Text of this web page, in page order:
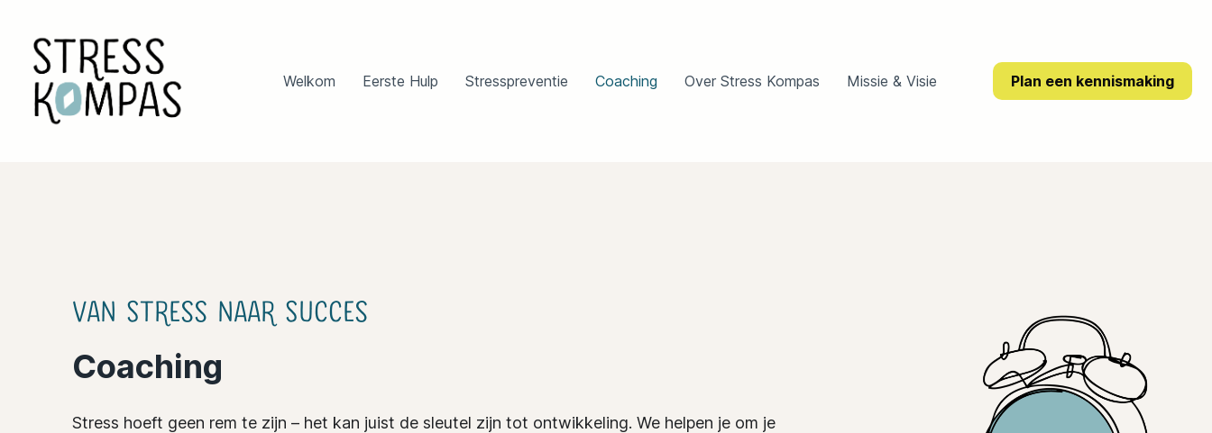
Welkom Eerste Hulp Stresspreventie Coaching Over Stress Kompas Missie & Visie
Welkom
Eerste Hulp
Missie & Visie
Plan een kennismaking
Van Stress naar Succes
Coaching
Stress hoeft geen rem te zijn – het kan juist de sleutel zijn tot ontwikkeling. We helpen je om je